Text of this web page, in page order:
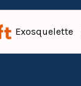
Exosquelette